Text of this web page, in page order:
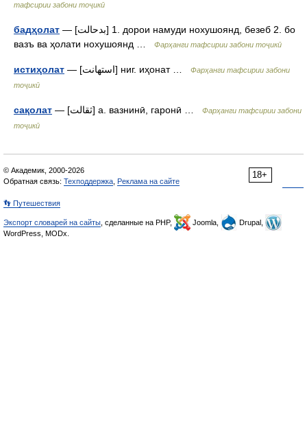
тафсирии забони тоҷикӣ
бадҳолат — [بدحالت] 1. дорои намуди нохушоянд, безеб 2. бо
вазъ ва ҳолати нохушоянд …
Фарҳанги тафсирии забони тоҷикӣ
истиҳолат — [استهانت] ниг. иҳонат …
Фарҳанги тафсирии забони
тоҷикӣ
сақолат — [ثقالت] а. вазнинӣ, гаронӣ …
Фарҳанги тафсирии забони
тоҷикӣ
18+
© Академик, 2000-2026
Обратная связь: Техподдержка Реклама на сайте
👣 Путешествия
Экспорт словарей на сайты , сделанные на PHP, Joomla,
Drupal,
WordPress, MODx.